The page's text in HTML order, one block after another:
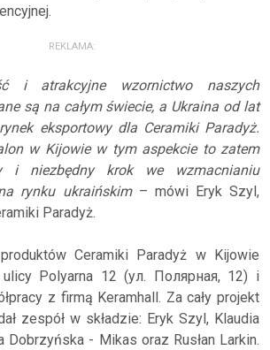
REKLAMA:
i atrakcyjne wzornictwo naszych
są na całym świecie, a Ukraina od lat
eksportowy dla Ceramiki Paradyż.
w Kijowie w tym aspekcie to zatem
i niezbędny krok we wzmacnianiu
rynku ukraińskim– mówi Eryk Szyl,
Paradyż.
Ceramiki Paradyż w Kijowie
Polyarna 12 (ул. Полярная, 12) i
z firmą Keramhall. Za cały projekt
zespół w składzie: Eryk Szyl, Klaudia
Dobrzyńska - Mikas oraz Rusłan Larkin.